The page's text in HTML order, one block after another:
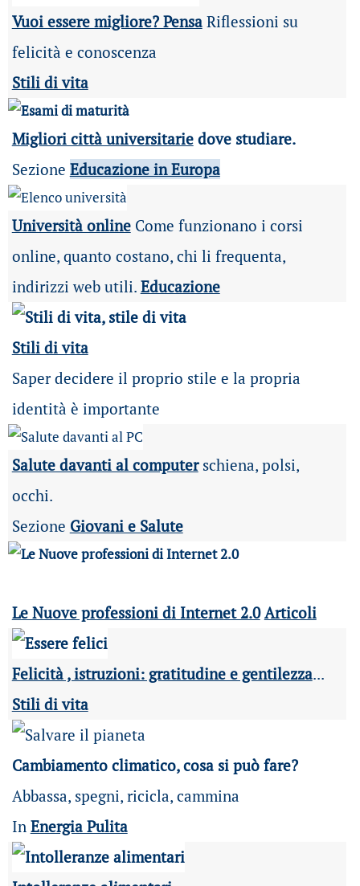
Vuoi essere migliore? PensaRiflessioni su
felicità e conoscenza
Stili di vita
Migliori città universitariedove studiare.
Sezione Educazione in Europa
Università online Come funzionano i corsi
online, quanto costano, chi li frequenta,
indirizzi web utili. Educazione
Stili di vita
Saper decidere il proprio stile e la propria
identità è importante
Salute davanti al computerschiena, polsi,
occhi.
Sezione Giovani e Salute
Le Nuove professioni di Internet 2.0 Articoli
Felicità , istruzioni: gratitudine e gentilezza...
Stili di vita
Cambiamento climatico, cosa si può fare?
Abbassa, spegni, ricicla, cammina
In Energia Pulita